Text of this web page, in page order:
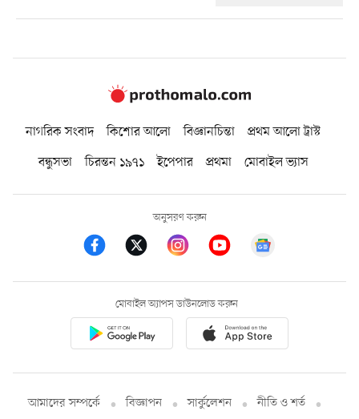
নাগরিক সংবাদ কিশোর আলো বিজ্ঞানচিন্তা
প্রথম আলো ট্রাস্ট
বন্ধুসভা
চিরন্তন ১৯৭১ ইপেপার প্রথমা মোবাইল ভ্যাস
অনুসরণ করুন
মোবাইল অ্যাপস ডাউনলোড করুন
আমাদের সম্পর্কে বিজ্ঞাপন সার্কুলেশন নীতি ও শর্ত